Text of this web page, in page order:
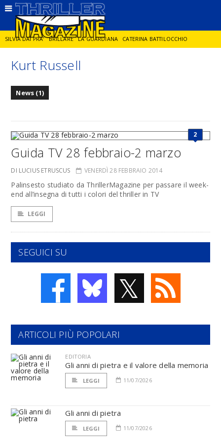
SILVIA DAI PRA' BRILLARE LA GUARDIANA CATERINA BATTILOCCHIO
JORGE DIAZ LA SPIA DELITTO IN CORNICE
Kurt Russell
News (1)
2
Guida TV 28 febbraio-2 marzo
DI LUCIUS ETRUSCUS VENERDÌ 28 FEBBRAIO 2014
Palinsesto studiato da ThrillerMagazine per passare il week-
end all’insegna di tutti i colori del thriller in TV
LEGGI
SEGUICI SU
𝕏
ARTICOLI PIÙ POPOLARI
EDITORIA
Gli anni di pietra e il valore della memoria
LEGGI 11/07/2026
Gli anni di pietra
LEGGI 11/07/2026